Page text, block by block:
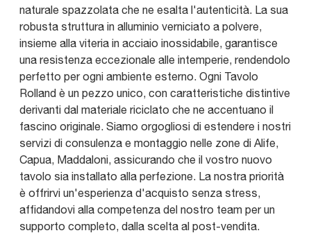
naturale spazzolata che ne esalta l'autenticità. La sua
robusta struttura in alluminio verniciato a polvere,
insieme alla viteria in acciaio inossidabile, garantisce
una resistenza eccezionale alle intemperie, rendendolo
perfetto per ogni ambiente esterno. Ogni Tavolo
Rolland è un pezzo unico, con caratteristiche distintive
derivanti dal materiale riciclato che ne accentuano il
fascino originale. Siamo orgogliosi di estendere i nostri
servizi di consulenza e montaggio nelle zone di Alife,
Capua, Maddaloni, assicurando che il vostro nuovo
tavolo sia installato alla perfezione. La nostra priorità
è offrirvi un'esperienza d'acquisto senza stress,
affidandovi alla competenza del nostro team per un
supporto completo, dalla scelta al post-vendita.